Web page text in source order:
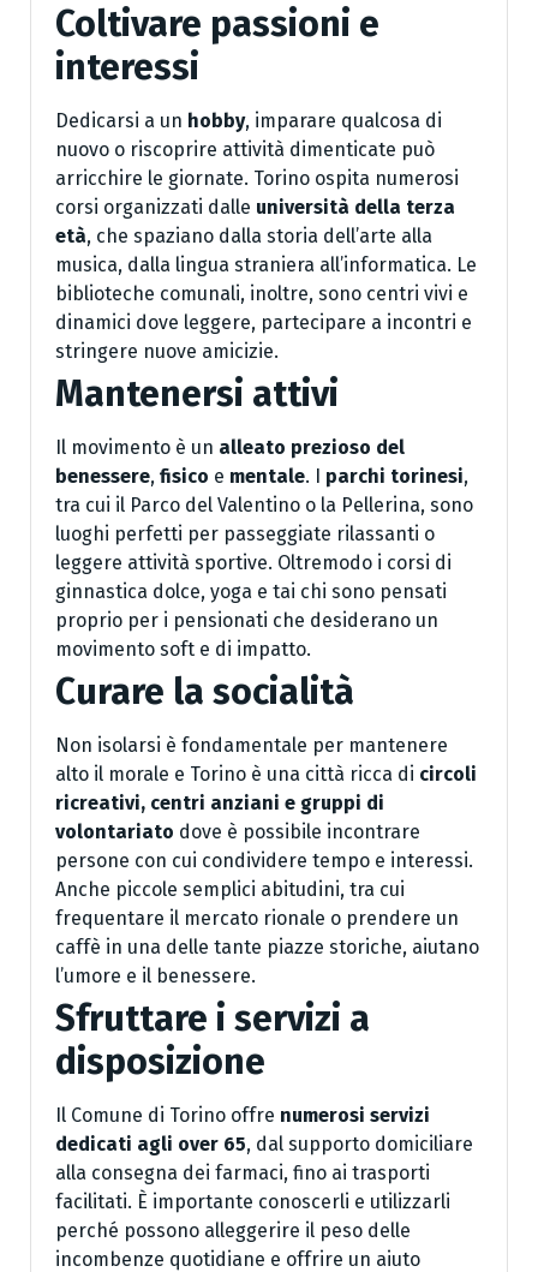
Coltivare passioni e
interessi
Dedicarsi a un hobby, imparare qualcosa di
nuovo o riscoprire attività dimenticate può
arricchire le giornate. Torino ospita numerosi
corsi organizzati dalle università della terza
età, che spaziano dalla storia dell’arte alla
musica, dalla lingua straniera all’informatica. Le
biblioteche comunali, inoltre, sono centri vivi e
dinamici dove leggere, partecipare a incontri e
stringere nuove amicizie.
Mantenersi attivi
Il movimento è un alleato prezioso del
benessere, fisico e mentale. I parchi torinesi,
tra cui il Parco del Valentino o la Pellerina, sono
luoghi perfetti per passeggiate rilassanti o
leggere attività sportive. Oltremodo i corsi di
ginnastica dolce, yoga e tai chi sono pensati
proprio per i pensionati che desiderano un
movimento soft e di impatto.
Curare la socialità
Non isolarsi è fondamentale per mantenere
alto il morale e Torino è una città ricca di circoli
ricreativi, centri anziani e gruppi di
volontariato dove è possibile incontrare
persone con cui condividere tempo e interessi.
Anche piccole semplici abitudini, tra cui
frequentare il mercato rionale o prendere un
caffè in una delle tante piazze storiche, aiutano
l’umore e il benessere.
Sfruttare i servizi a
disposizione
Il Comune di Torino offre numerosi servizi
dedicati agli over 65, dal supporto domiciliare
alla consegna dei farmaci, fino ai trasporti
facilitati. È importante conoscerli e utilizzarli
perché possono alleggerire il peso delle
incombenze quotidiane e offrire un aiuto